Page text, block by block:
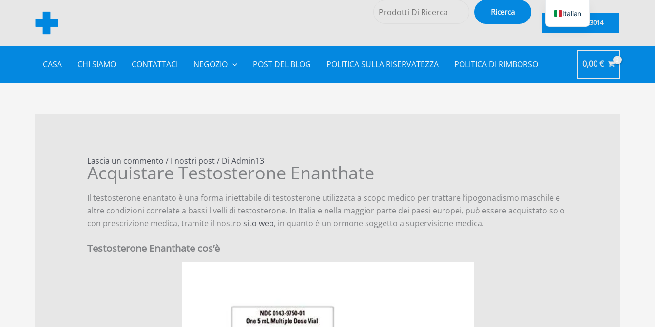
Ricerca
+39 3780423014
CASA CHI SIAMO CONTATTACI NEGOZIO POST DEL BLOG POLITICA SULLA RISERVATEZZA POLITICA DI RIMBORSO 0,00€
Lascia un commento / I nostri post/ Di Admin13
Acquistare Testosterone Enanthate
Il testosterone enantato è una forma iniettabile di testosterone utilizzata a scopo medico per trattare l’ipogonadismo maschile e
altre condizioni correlate a bassi livelli di testosterone. In Italia e nella maggior parte dei paesi europei, può essere acquistato solo
con prescrizione medica, tramite il nostro sito web, in quanto è un ormone soggetto a supervisione medica.
Testosterone Enanthate cos’è
Italian